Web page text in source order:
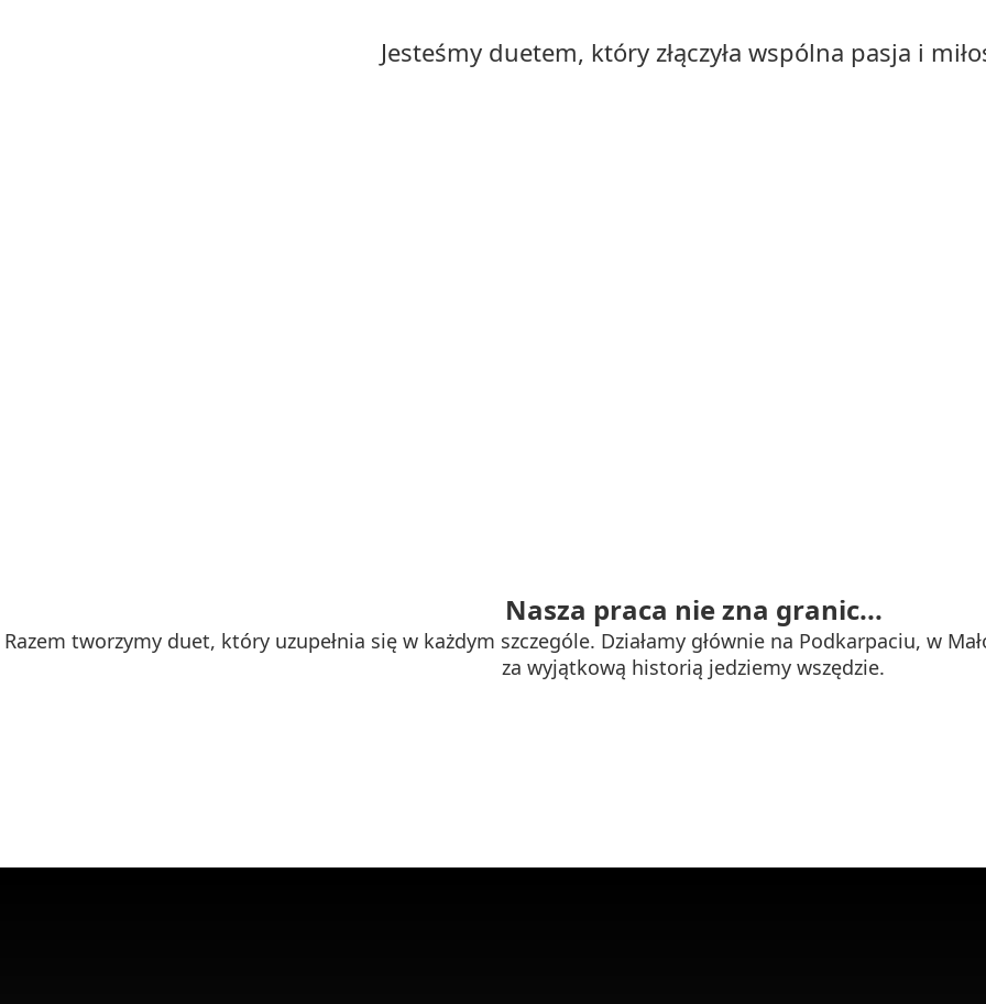
Jesteśmy duetem, który złączyła wspólna pasja i
Nasza praca nie zna granic...
Razem tworzymy duet, który uzupełnia się w każdym szczególe. Działamy głównie na Podkarpaciu, w
za wyjątkową historią jedziemy wszędzie.